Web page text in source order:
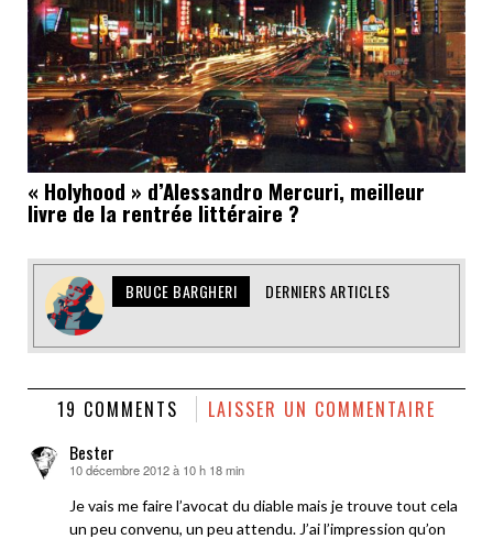
« Holyhood » d’Alessandro Mercuri, meilleur
livre de la rentrée littéraire ?
BRUCE BARGHERI DERNIERS ARTICLES
19 COMMENTS LAISSER UN COMMENTAIRE
Bester
dit :
10 décembre 2012 à 10 h 18 min
Je vais me faire l’avocat du diable mais je trouve tout cela
un peu convenu, un peu attendu. J’ai l’impression qu’on